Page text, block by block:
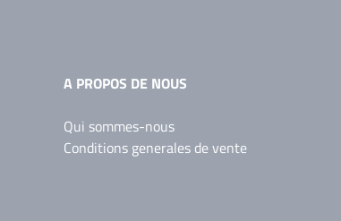
A PROPOS DE NOUS
Qui sommes-nous
Conditions generales de vente